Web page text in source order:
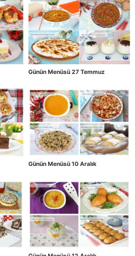
Günün Menüsü 27 Temmuz
Günün Menüsü 10 Aralık